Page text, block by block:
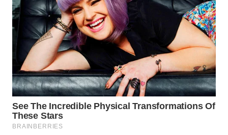
WN
SEMARANG
WN
SOLO
WN
BOROBUDUR
WN
MADURA